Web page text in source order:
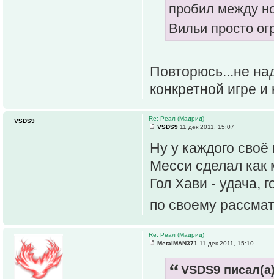
пробил между
Вильи просто
Повторюсь...не
конкретной игре
Re: Реал (Мадрид)
VSDS9 11 дек 2011, 15:07
Ну у каждого
Месси сделал
Гол Хави - удача,
по своему
VSDS9
Re: Реал (Мадрид)
MetalMAN371 11 дек 2011, 15:10
VSDS9